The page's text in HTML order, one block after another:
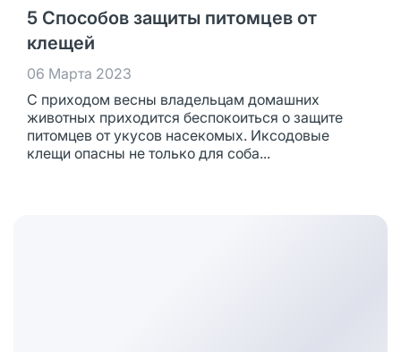
5 Способов защиты питомцев от
клещей
06 Марта 2023
С приходом весны владельцам домашних
животных приходится беспокоиться о защите
питомцев от укусов насекомых. Иксодовые
клещи опасны не только для соба...